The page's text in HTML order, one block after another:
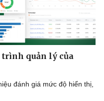
trình quản lý của
đánh giá mức độ hiển thị,